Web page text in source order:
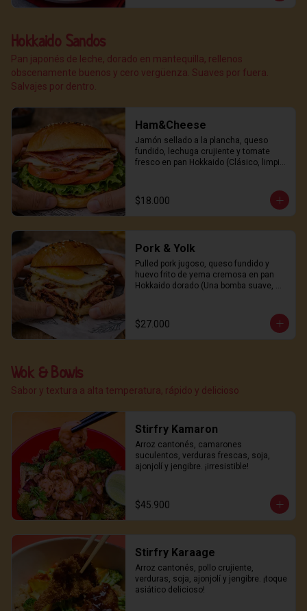
Hokkaido Sandos
Pan japonés de leche, dorado en mantequilla, rellenos
obscenamente buenos y cero vergüenza. Suaves por fuera.
Salvajes por dentro.
Ham&Cheese
Jamón sellado a la plancha, queso
fundido, lechuga crujiente y tomate
fresco en pan Hokkaido (Clásico, limpio
$18.000
Pork & Yolk
Pulled pork jugoso, queso fundido y
huevo frito de yema cremosa en pan
Hokkaido dorado (Una bomba suave,
$27.000
Wok & Bowls
Sabor y textura a alta temperatura, rápido y delicioso
Stirfry Kamaron
Arroz cantonés, camarones
suculentos, verduras frescas, soja,
ajonjolí y jengibre. ¡irresistible!
$45.900
Stirfry Karaage
Arroz cantonés, pollo crujiente,
verduras, soja, ajonjolí y jengibre. ¡toque
asiático delicioso!